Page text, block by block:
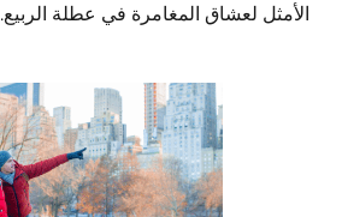
الأمثل لعشاق المغامرة في عطلة الربيع.